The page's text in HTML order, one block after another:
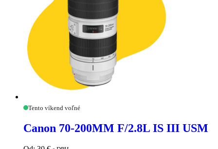
Canon
200MM
F/2.8L
Tento víkend voľné
Canon 70-200MM F/2.8L IS III USM